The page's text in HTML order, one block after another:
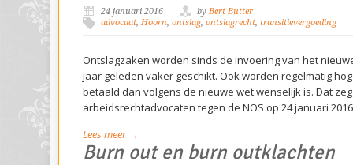
24 januari 2016 by Bert Butter
advocaat, Hoorn, ontslag, ontslagrecht, transitievergoeding
Ontslagzaken worden sinds de invoering van het
jaar geleden vaker geschikt. Ook worden regelmatig
betaald dan volgens de nieuwe wet wenselijk is. Dat
arbeidsrechtadvocaten tegen de NOS op 24 januari
Lees meer →
Burn out en burn outklachten